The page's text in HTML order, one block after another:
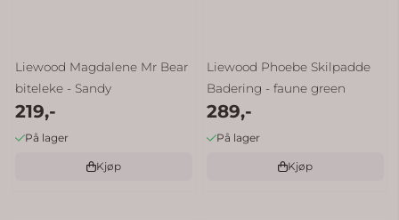
Liewood Magdalene Mr Bear
biteleke - Sandy
219,-
På lager
Kjøp
Liewood Phoebe Skilpadde
Badering - faune green
289,-
På lager
Kjøp